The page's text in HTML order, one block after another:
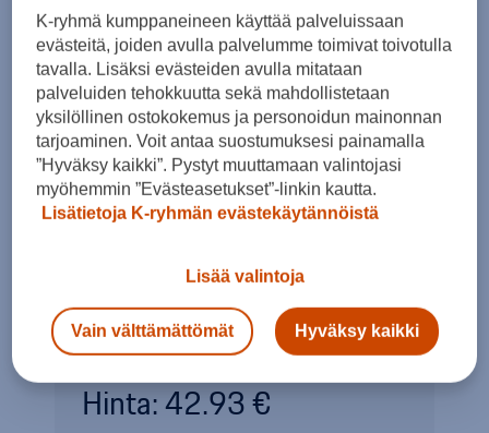
Hinta: 42.93 €
K-ryhmä kumppaneineen käyttää palveluissaan
evästeitä, joiden avulla palvelumme toimivat toivotulla
tavalla. Lisäksi evästeiden avulla mitataan
palveluiden tehokkuutta sekä mahdollistetaan
yksilöllinen ostokokemus ja personoidun mainonnan
tarjoaminen. Voit antaa suostumuksesi painamalla
”Hyväksy kaikki”. Pystyt muuttamaan valintojasi
myöhemmin ”Evästeasetukset”-linkin kautta.
Lisätietoja K-ryhmän evästekäytännöistä
Lisää valintoja
Vain välttämättömät Hyväksy kaikki